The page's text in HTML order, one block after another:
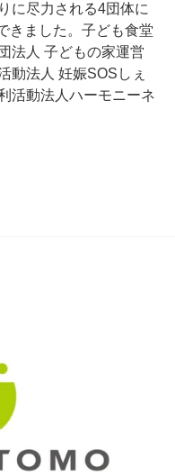
に尽力される4団体に
きました。子ども食堂
法人 子どもの家運営
動法人 妊娠SOSしぇ
活動法人ハーモニーネ